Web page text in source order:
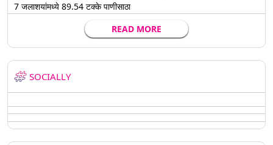
7 जलाशयांमध्ये 89.54 टक्के पाणीसाठा
READ MORE
SOCIALLY